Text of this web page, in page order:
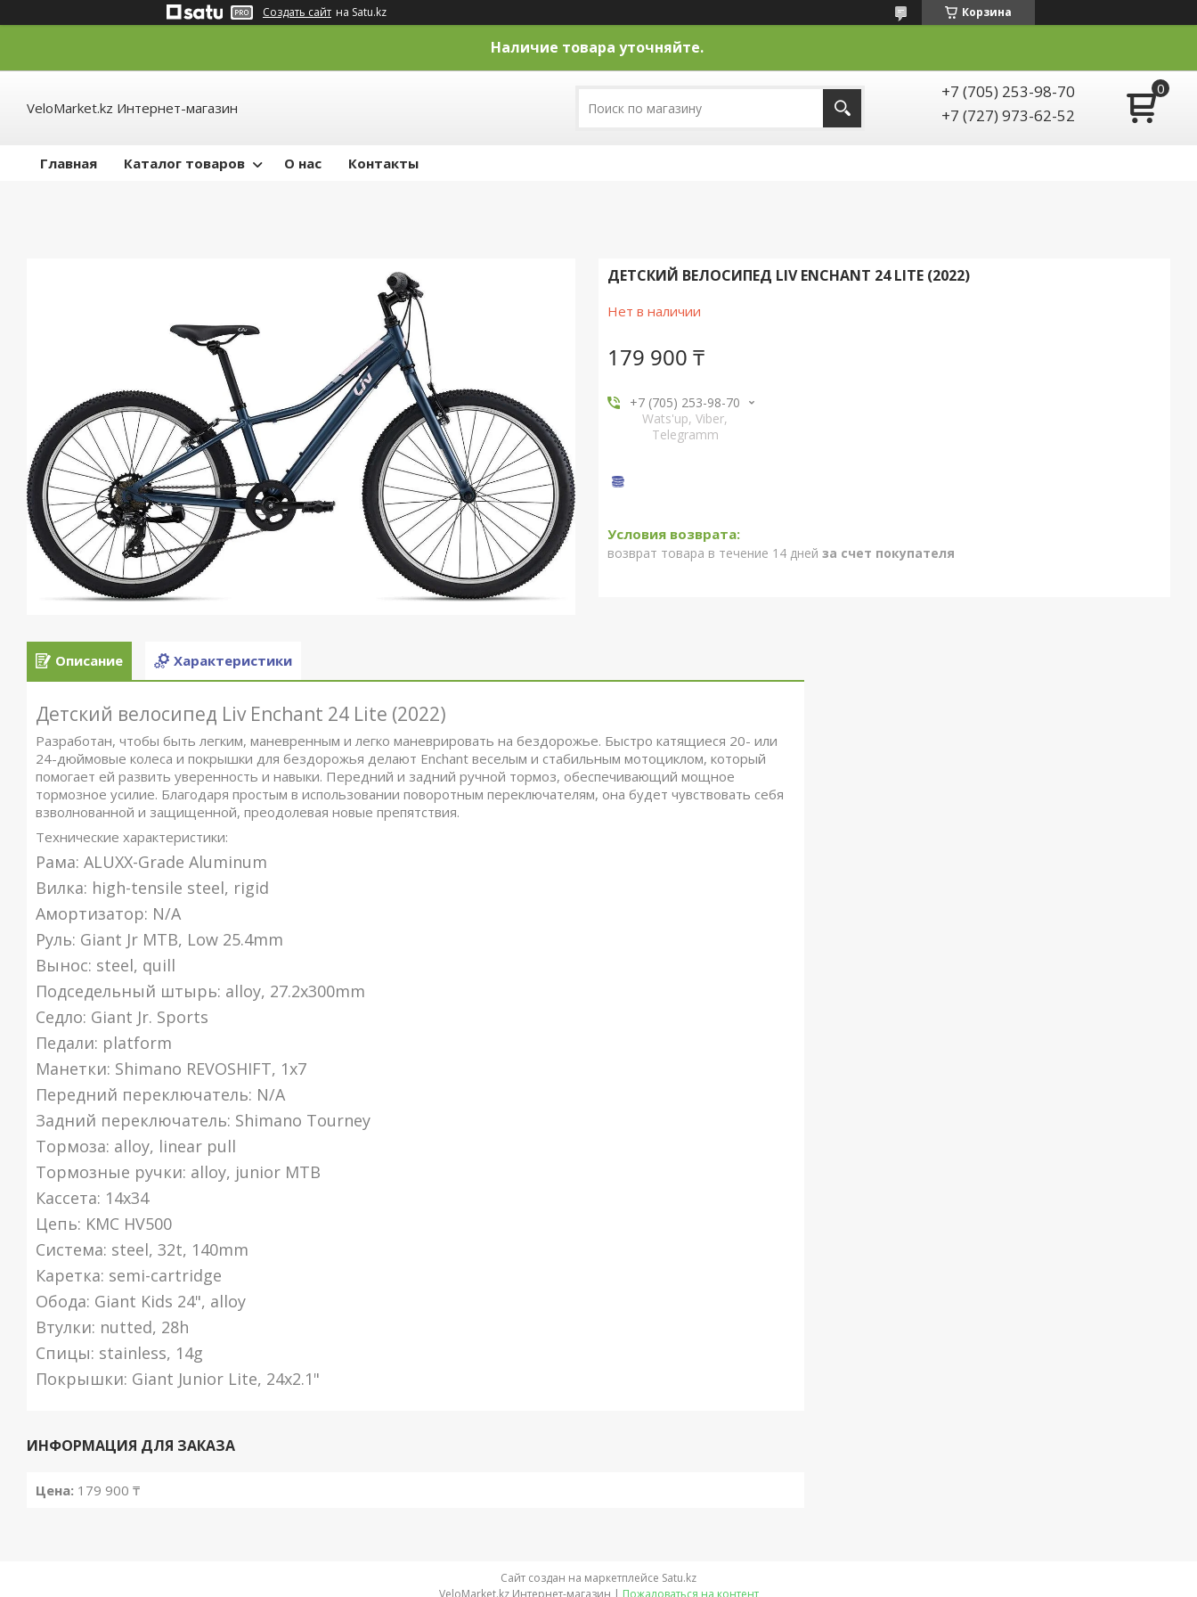
Создать сайт на Satu.kz Корзина
Наличие товара уточняйте.
VeloMarket.kz Интернет-магазин
+7 (705) 253-98-70
+7 (727) 973-62-52
Главная Каталог товаров О нас Контакты
ДЕТСКИЙ ВЕЛОСИПЕД LIV ENCHANT 24 LITE (2022)
Нет в наличии
179 900 ₸
+7 (705) 253-98-70
Wats'up, Viber,
Telegramm
возврат товара в течение 14 дней за счет покупателя
Описание Характеристики
Детский велосипед Liv Enchant 24 Lite (2022)
Разработан, чтобы быть легким, маневренным и легко маневрировать на бездорожье. Быстро катящиеся 20- или
24-дюймовые колеса и покрышки для бездорожья делают Enchant веселым и стабильным мотоциклом, который
помогает ей развить уверенность и навыки. Передний и задний ручной тормоз, обеспечивающий мощное
тормозное усилие. Благодаря простым в использовании поворотным переключателям, она будет чувствовать себя
взволнованной и защищенной, преодолевая новые препятствия.
Технические характеристики:
Рама: ALUXX-Grade Aluminum
Вилка: high-tensile steel, rigid
Амортизатор: N/A
Руль: Giant Jr MTB, Low 25.4mm
Вынос: steel, quill
Подседельный штырь: alloy, 27.2x300mm
Седло: Giant Jr. Sports
Педали: platform
Манетки: Shimano REVOSHIFT, 1x7
Передний переключатель: N/A
Задний переключатель: Shimano Tourney
Тормоза: alloy, linear pull
Тормозные ручки: alloy, junior MTB
Кассета: 14x34
Цепь: KMC HV500
Система: steel, 32t, 140mm
Каретка: semi-cartridge
Обода: Giant Kids 24", alloy
Втулки: nutted, 28h
Спицы: stainless, 14g
Покрышки: Giant Junior Lite, 24x2.1"
ИНФОРМАЦИЯ ДЛЯ ЗАКАЗА
Цена: 179 900 ₸
Сайт создан на маркетплейсе Satu.kz
VeloMarket.kz Интернет-магазин | Пожаловаться на контент